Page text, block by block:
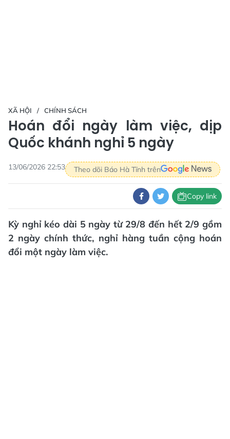
XÃ HỘI CHÍNH SÁCH
Hoán đổi ngày làm việc, dịp
Quốc khánh nghỉ 5 ngày
13/06/2026 22:53 Theo dõi Báo Hà Tĩnh trên
Copy link
Kỳ nghỉ kéo dài 5 ngày từ 29/8 đến hết 2/9 gồm
2 ngày chính thức, nghỉ hàng tuần cộng hoán
đổi một ngày làm việc.